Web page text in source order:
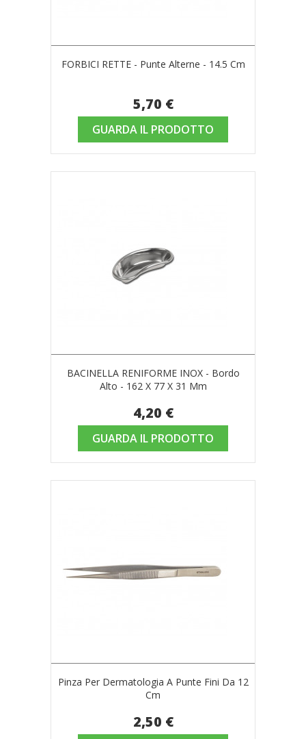
FORBICI RETTE - Punte Alterne - 14.5 Cm
5,70 €
GUARDA IL PRODOTTO
BACINELLA RENIFORME INOX - Bordo
Alto - 162 X 77 X 31 Mm
4,20 €
GUARDA IL PRODOTTO
Pinza Per Dermatologia A Punte Fini Da 12
Cm
2,50 €